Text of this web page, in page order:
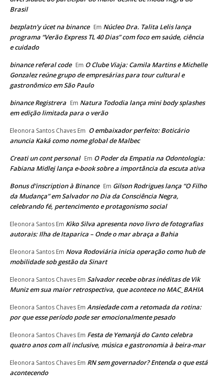
Brasil
bezplatn'y úcet na binance Em Núcleo Dra. Talita Lelis lança
programa “Verão Express TL 40 Dias” com foco em saúde, ciência
e cuidado
binance referal code Em O Clube Viaja: Camila Martins e Michelle
Gonzalez reúne grupo de empresárias para tour cultural e
gastronômico em São Paulo
binance Registrera Em Natura Tododia lança mini body splashes
em edição limitada para o verão
Eleonora Santos Chaves Em O embaixador perfeito: Boticário
anuncia Kaká como nome global de Malbec
Creati un cont personal Em O Poder da Empatia na Odontologia:
Fabiana Midlej lança e-book sobre a importância da escuta ativa
Bonus d'inscription à Binance Em Gilson Rodrigues lança “O Filho
da Mudança” em Salvador no Dia da Consciência Negra,
celebrando fé, pertencimento e protagonismo social
Eleonora Santos Em Kiko Silva apresenta novo livro de fotografias
autorais: Ilha de Itaparica – Onde o mar abraça a Bahia
Eleonora Santos Em Nova Rodoviária inicia operação como hub de
mobilidade sob gestão da Sinart
Eleonora Santos Chaves Em Salvador recebe obras inéditas de Vik
Muniz em sua maior retrospectiva, que acontece no MAC_BAHIA
Eleonora Santos Chaves Em Ansiedade com a retomada da rotina:
por que esse período pode ser emocionalmente pesado
Eleonora Santos Chaves Em Festa de Yemanjá do Canto celebra
quatro anos com all inclusive, música e gastronomia à beira-mar
Eleonora Santos Chaves Em RN sem governador? Entenda o que está
acontecendo